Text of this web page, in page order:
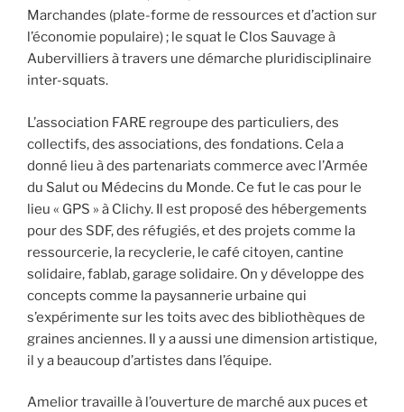
Marchandes (plate-forme de ressources et d’action sur
l’économie populaire) ; le squat le Clos Sauvage à
Aubervilliers à travers une démarche pluridisciplinaire
inter-squats.
L’association FARE regroupe des particuliers, des
collectifs, des associations, des fondations. Cela a
donné lieu à des partenariats commerce avec l’Armée
du Salut ou Médecins du Monde. Ce fut le cas pour le
lieu « GPS » à Clichy. Il est proposé des hébergements
pour des SDF, des réfugiés, et des projets comme la
ressourcerie, la recyclerie, le café citoyen, cantine
solidaire, fablab, garage solidaire. On y développe des
concepts comme la paysannerie urbaine qui
s’expérimente sur les toits avec des bibliothèques de
graines anciennes. Il y a aussi une dimension artistique,
il y a beaucoup d’artistes dans l’équipe.
Amelior travaille à l’ouverture de marché aux puces et